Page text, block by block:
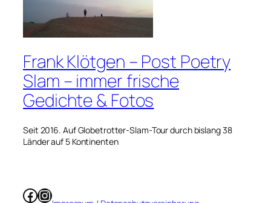
Frank Klötgen – Post Poetry
Slam – immer frische
Gedichte & Fotos
Seit 2016. Auf Globetrotter-Slam-Tour durch bislang 38
Länder auf 5 Kontinenten
Facebook
Instagram